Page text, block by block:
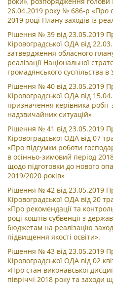
26.04.2019 року № 686-р «Про
2019 році Плану заходів із
Рішення № 39 від 23.05.2019
Кіровоградської ОДА від
затвердження обласного
реалізації Національної
громадянського суспільства
Рішення № 40 від 23.05.2019
Кіровоградської ОДА від
призначення керівника робіт з
надзвичайних ситуацій»
Рішення № 41 від 23.05.2019
Кіровоградської ОДА від 07
«Про підсумки роботи
в осінньо-зимовий період
щодо підготовки до нового
2019/2020 років»
Рішення № 42 від 23.05.2019
Кіровоградської ОДА від 20
«Про рекомендації та
році коштів субвенції з
бюджетам на реалізацію
підвищення якості освіти».
Рішення № 43 від 23.05.2019
Кіровоградської ОДА від 02
«Про стан виконавської
півріччі 2018 року та заходи